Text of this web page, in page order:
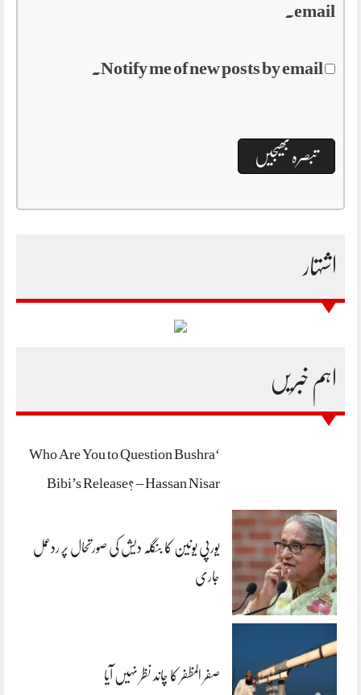
email.
Notify me of new posts by email.
اشتہار
اہم خبریں
‘Who Are You to Question Bushra
Bibi’s Release? – Hassan Nisar
یورپی یونین کا بنگلہ دیش کی صورتحال پر ردعمل
جاری
صفر المظفر کا چاند نظر نہیں آیا